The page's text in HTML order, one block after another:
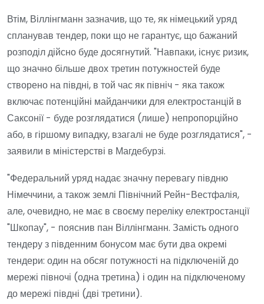
Втім, Віллінгманн зазначив, що те, як німецький уряд
спланував тендер, поки що не гарантує, що бажаний
розподіл дійсно буде досягнутий. "Навпаки, існує ризик,
що значно більше двох третин потужностей буде
створено на півдні, в той час як північ - яка також
включає потенційні майданчики для електростанцій в
Саксонії - буде розглядатися (лише) непропорційно
або, в гіршому випадку, взагалі не буде розглядатися", -
заявили в міністерстві в Магдебурзі.
"Федеральний уряд надає значну перевагу півдню
Німеччини, а також землі Північний Рейн-Вестфалія,
але, очевидно, не має в своєму переліку електростанції
"Шкопау", - пояснив пан Віллінгманн. Замість одного
тендеру з південним бонусом має бути два окремі
тендери: один на обсяг потужності на підключеній до
мережі півночі (одна третина) і один на підключеному
до мережі півдні (дві третини).